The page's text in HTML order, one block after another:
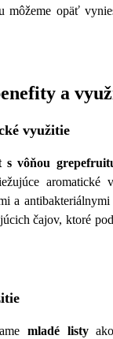
môžeme opäť
a
využitie
s vôňou
aromatické
a
čajov, ktoré
mladé listyako